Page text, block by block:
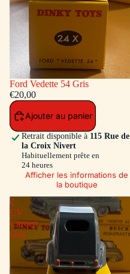
Ford Vedette 54 Gris
€20,00
Ajouter au panier
Retrait disponible à 115 Rue de
la Croix Nivert
Habituellement prête en
24 heures
Afficher les informations de
la boutique
2
CV
Citroen
Gris